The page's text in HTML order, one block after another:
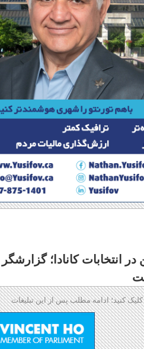
انتخابات کانادا؛
کنید؛ ادامه مطلب پس از این تبلیغات